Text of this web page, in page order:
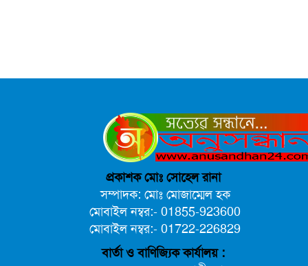
আ.লীগ ও জাপার ৯ নেতা কারাগারে
প্রকাশক মোঃ সোহেল রানা
সম্পাদক: মোঃ মোজাম্মেল হক
মোবাইল নম্বর:- 01855-923600
মোবাইল নম্বর:- 01722-226829
বার্তা ও বাণিজ্যিক কার্যালয় :